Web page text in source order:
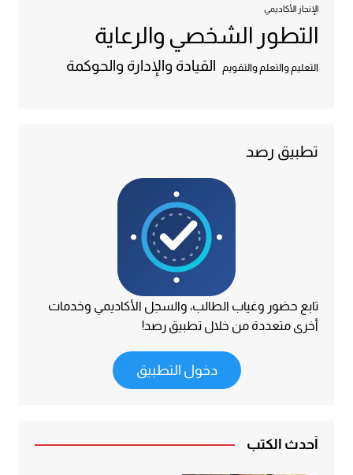
الإنجاز الأكاديمي
التطور الشخصي والرعاية
التعليم والتعلم والتقويم القيادة والإدارة والحوكمة
تطبيق رصد
تابع حضور وغياب الطالب، والسجل الأكاديمي وخدمات
أخرى متعددة من خلال تطبيق رصد!
دخول التطبيق
أحدث الكتب